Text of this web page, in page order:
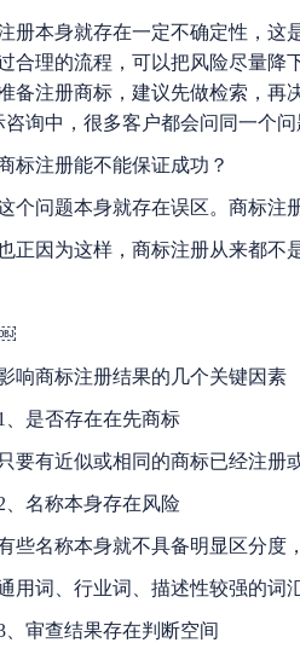
册本身就存在一定不确定性，这
合理的流程，可以把风险尽量降
备注册商标，建议先做检索，再
咨询中，很多客户都会问同一个问
标注册能不能保证成功？
个问题本身就存在误区。商标注
正因为这样，商标注册从来都不
响商标注册结果的几个关键因素
、是否存在在先商标
只要有近似或相同的商标已经注册
、名称本身存在风险
些名称本身就不具备明显区分度
用词、行业词、描述性较强的词
、审查结果存在判断空间